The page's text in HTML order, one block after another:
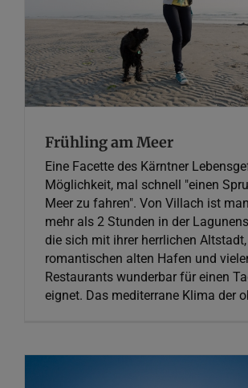
Fotografie
Frühling am Meer
Eine Facette des Kärntner
Möglichkeit, mal schnell "einen
Meer zu fahren". Von Villach ist
mehr als 2 Stunden in der
die sich mit ihrer herrlichen
romantischen alten Hafen und
Restaurants wunderbar für einen
eignet. Das mediterrane Klima der